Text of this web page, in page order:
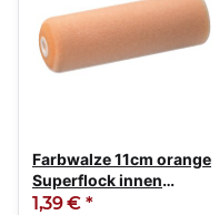
Farbwalze 11cm orange
Superflock innen
abgerundet
1,39 € *